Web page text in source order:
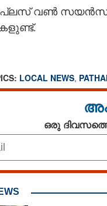
പ്ലസ് വൺ സയൻസ്
LOCAL NEWS,
ഒരു